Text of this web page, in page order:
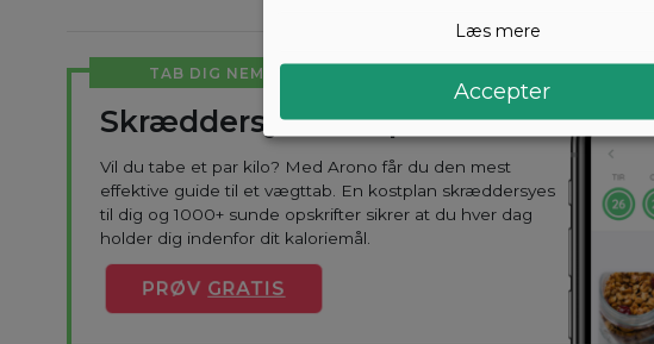
TAB DIG NEMT
Skræddersyet kostplan
Vil du tabe et par kilo? Med Arono får du den mest
effektive guide til et vægttab. En kostplan skræddersyes
til dig og 1000+ sunde opskrifter sikrer at du hver dag
holder dig indenfor dit kaloriemål.
PRØV GRATIS
Læs mere
Accepter